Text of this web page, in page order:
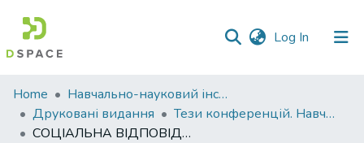
Log In (current)
Communities
&
Collections
Home
Навчально-науковий інститут економіки, управління, права та інформаційних технологій
Друковані видання
Тези конференцій. Навчально-науковий інститут економіки, управління, права та інформаційних технологій
СОЦІАЛЬНА ВІДПОВІДАЛЬНІСТЬ СУЧАСНОГО ПІДПРИЄМСТВА